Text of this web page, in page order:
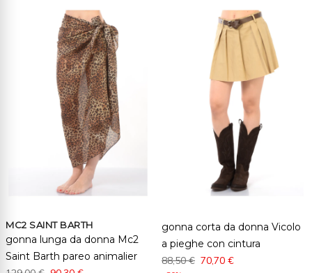
MC2 SAINT BARTH
gonna lunga da donna Mc2
Saint Barth pareo animalier
gonna corta da donna Vicolo
a pieghe con cintura
88,50 € 70,70 €